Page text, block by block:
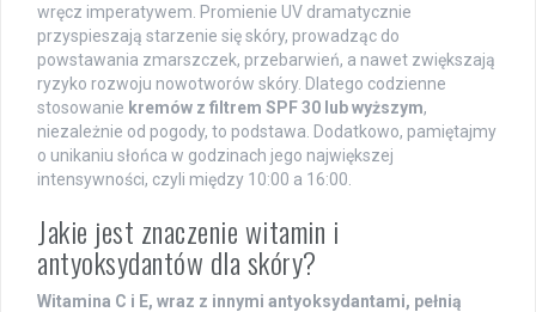
wręcz imperatywem. Promienie UV dramatycznie
przyspieszają starzenie się skóry, prowadząc do
powstawania zmarszczek, przebarwień, a nawet zwiększają
ryzyko rozwoju nowotworów skóry. Dlatego codzienne
stosowanie kremów z filtrem SPF 30 lub wyższym,
niezależnie od pogody, to podstawa. Dodatkowo, pamiętajmy
o unikaniu słońca w godzinach jego największej
intensywności, czyli między 10:00 a 16:00.
Jakie jest znaczenie witamin i
antyoksydantów dla skóry?
Witamina C i E, wraz z innymi antyoksydantami, pełnią